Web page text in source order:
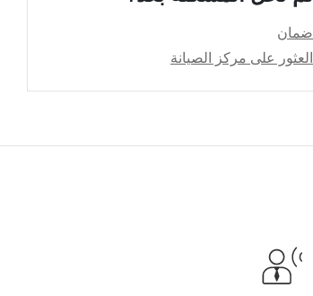
ضمان
العثور على مركز الصيانة